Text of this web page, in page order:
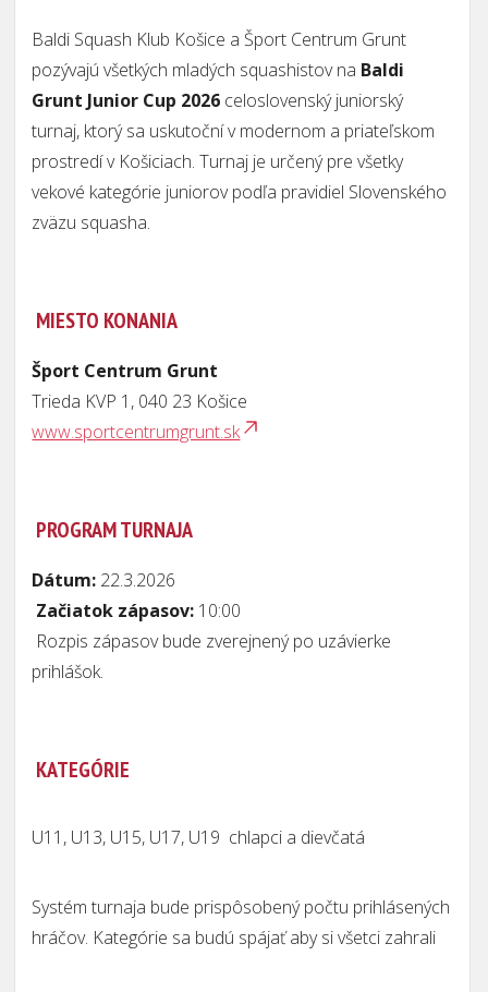
Baldi Squash Klub Košice a Šport Centrum Grunt
pozývajú všetkých mladých squashistov na Baldi
Grunt Junior Cup 2026 celoslovenský juniorský
turnaj, ktorý sa uskutoční v modernom a priateľskom
prostredí v Košiciach. Turnaj je určený pre všetky
vekové kategórie juniorov podľa pravidiel Slovenského
zväzu squasha.
MIESTO KONANIA
Šport Centrum Grunt
Trieda KVP 1, 040 23 Košice
www.sportcentrumgrunt.sk
PROGRAM TURNAJA
Dátum: 22.3.2026
Začiatok zápasov: 10:00
Rozpis zápasov bude zverejnený po uzávierke
prihlášok.
KATEGÓRIE
U11, U13, U15, U17, U19 chlapci a dievčatá
Systém turnaja bude prispôsobený počtu prihlásených
hráčov. Kategórie sa budú spájať aby si všetci zahrali